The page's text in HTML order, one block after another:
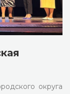
округа